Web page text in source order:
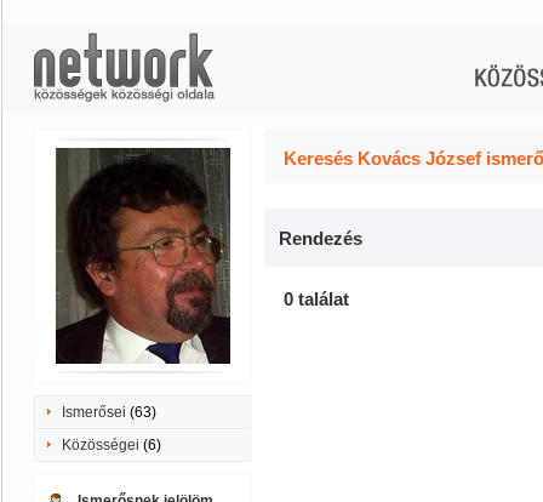
Ismerősei (63)
Közösségei (6)
Keresés Kovács József
Rendezés
0 találat